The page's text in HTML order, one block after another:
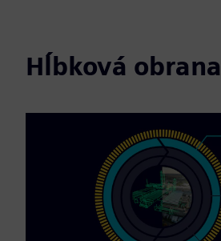
Hĺbková obrana